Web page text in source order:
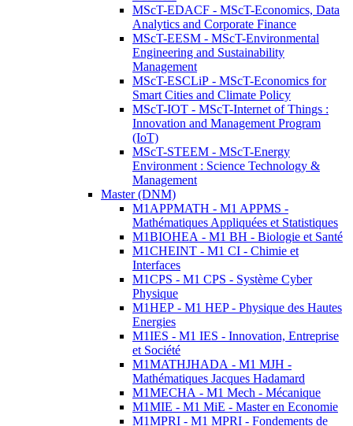
MScT-EDACF - MScT-Economics, Data
Analytics and Corporate Finance
MScT-EESM - MScT-Environmental
Engineering and Sustainability
Management
MScT-ESCLiP - MScT-Economics for
Smart Cities and Climate Policy
MScT-IOT - MScT-Internet of Things :
Innovation and Management Program
(IoT)
MScT-STEEM - MScT-Energy
Environment : Science Technology &
Management
Master (DNM)
M1APPMATH - M1 APPMS -
Mathématiques Appliquées et Statistiques
M1BIOHEA - M1 BH - Biologie et Santé
M1CHEINT - M1 CI - Chimie et
Interfaces
M1CPS - M1 CPS - Système Cyber
Physique
M1HEP - M1 HEP - Physique des Hautes
Energies
M1IES - M1 IES - Innovation, Entreprise
et Société
M1MATHJHADA - M1 MJH -
Mathématiques Jacques Hadamard
M1MECHA - M1 Mech - Mécanique
M1MIE - M1 MiE - Master en Economie
M1MPRI - M1 MPRI - Fondements de